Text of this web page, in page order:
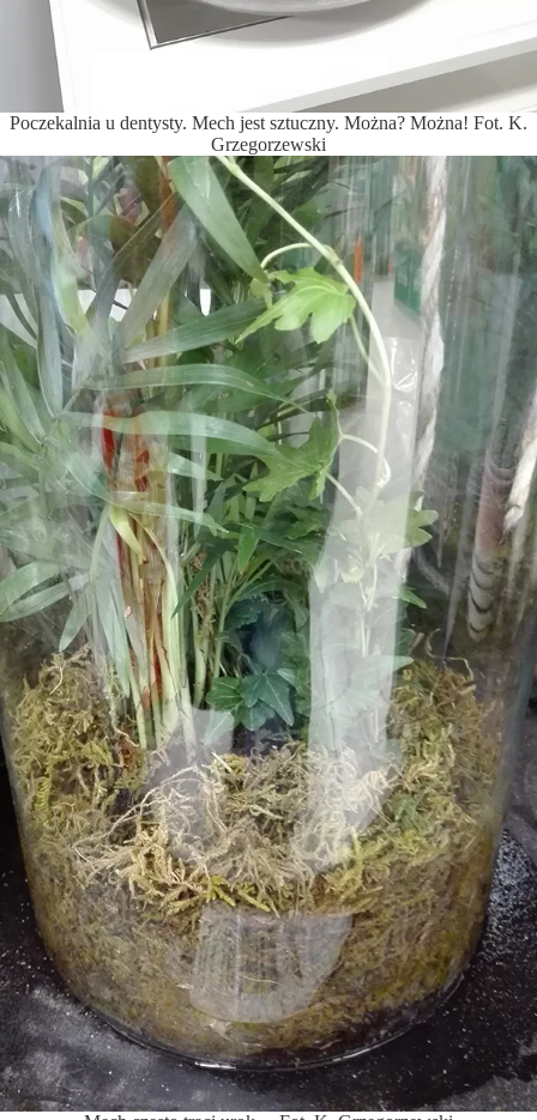
Poczekalnia u dentysty. Mech jest sztuczny. Można? Można! Fot. K.
Grzegorzewski